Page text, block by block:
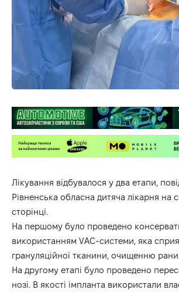
Лікування відбувалося у два етапи,
Рівненська обласна дитяча лікарня на
сторінці.
На першому було проведено
використанням VAC-системи, яка
грануляційної тканини, очищенню рани.
На другому етапі було проведено
нозі. В якості імпланта використали